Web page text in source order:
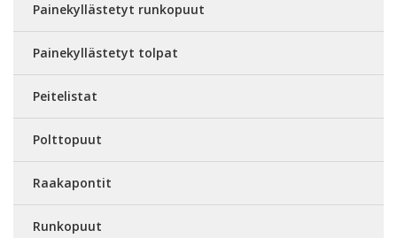
Painekyllästetyt runkopuut
Painekyllästetyt tolpat
Peitelistat
Polttopuut
Raakapontit
Runkopuut